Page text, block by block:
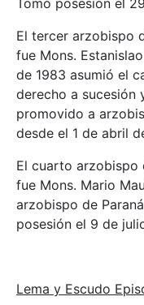
El tercer arzobispo
fue Mons.
de 1983 asumió el
derecho a sucesión
promovido a
desde el 1 de abril
El cuarto arzobispo
fue Mons. Mario
arzobispo de
posesión el 9 de
Lema y Escudo